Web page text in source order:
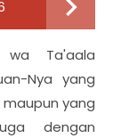
wa Ta'aala
Nya yang
yang
dengan